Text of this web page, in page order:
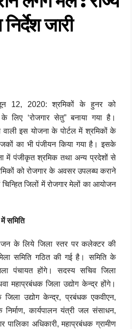
जारी
12, 2020: श्रमिकों के हुनर को
लिए ‘रोजगार सेतु” बनाया गया है।
इस योजना के पोर्टल में श्रमिकों के
का भी पंजीयन किया गया है। इसके
में पंजीकृत श्रमिक तथा अन्य प्रदेशों से
को रोजगार के अवसर उपलब्घ कराने
जिलों में रोजगार मेलों का आयोजन
समिति
के लिये जिला स्तर पर कलेक्टर की
मेला समिति गठित की गई है। समिति के
पंचायत होंगे। सदस्य सचिव जिला
महाप्रबंधक जिला उद्योग केन्द्र होंगे।
जिला उद्योग केन्द्र, प्रबंधक एकवीएन,
निर्माण, कार्यपालन यंत्री जल संसाधन,
अधिकारी, महाप्रबंधक ग्रामीण